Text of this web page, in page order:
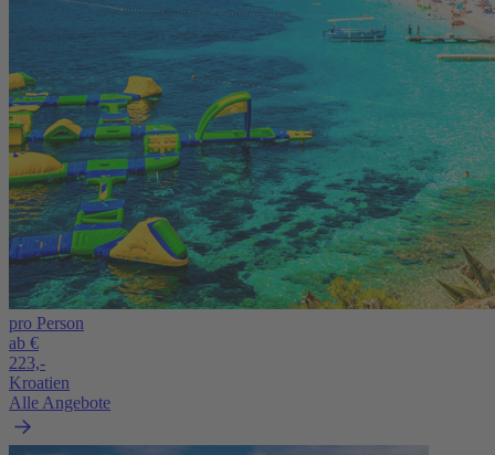
pro Person
ab €
223,-
Kroatien
Alle Angebote